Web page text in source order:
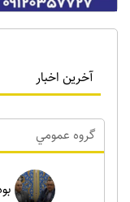
آخرین اخبار
گروه عمومي